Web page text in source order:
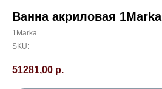
Ванна акриловая
1Marka
SKU:
51281,00 р.